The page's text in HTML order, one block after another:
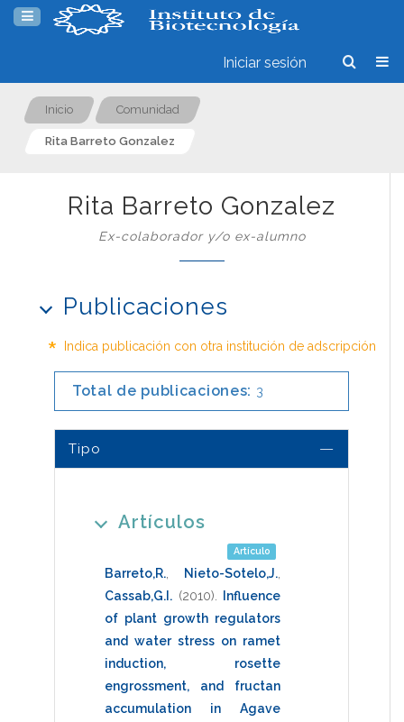
Iniciar sesión
Inicio Comunidad
Rita Barreto Gonzalez
Rita Barreto Gonzalez
Ex-colaborador y/o ex-alumno
Publicaciones
* Indica publicación con otra institución de adscripción
Total de publicaciones: 3
Tipo
Artículos
Artículo
Barreto,R. Nieto-Sotelo,J.
Cassab,G.I. (2010)
Influence
of plant growth regulators
and water stress on ramet
induction, rosette
engrossment, and fructan
accumulation in Agave